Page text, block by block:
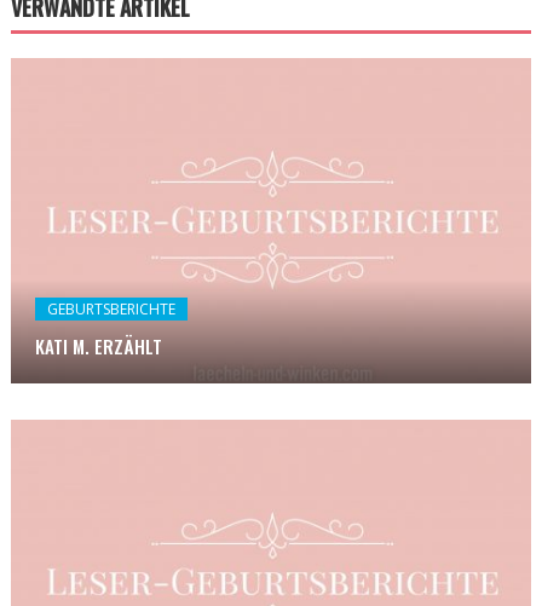
VERWANDTE ARTIKEL
GEBURTSBERICHTE
KATI M. ERZÄHLT